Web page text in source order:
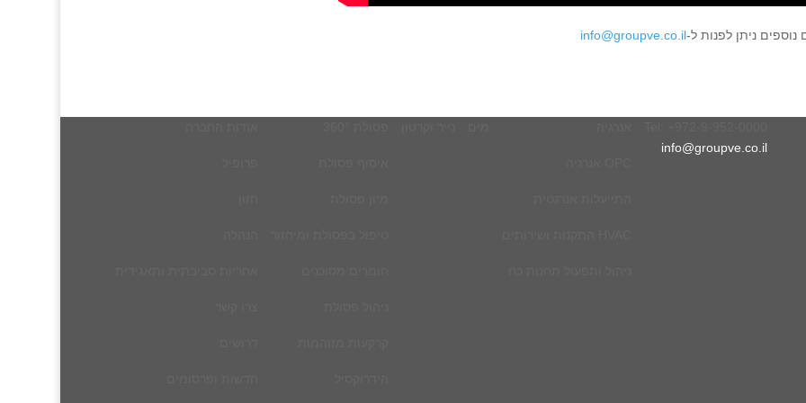
נוספים ניתן לפנות ל-info@groupve.co.il
info@groupve.co.il